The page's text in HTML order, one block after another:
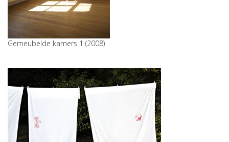
Gemeubelde kamers 1 (2008)